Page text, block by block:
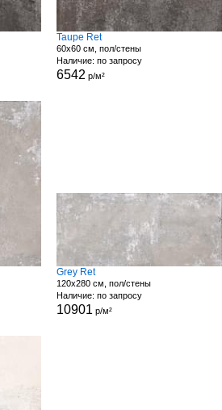
Taupe Ret
60x60 см, пол/стены
Наличие: по запросу
6542 р/м²
Grey Ret
120x280 см, пол/стены
Наличие: по запросу
10901 р/м²